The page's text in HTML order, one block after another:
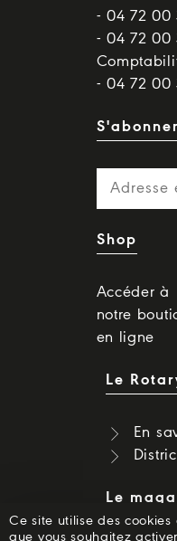
- 04 72 00
- 04 72 00
- 04 72 00
Shop
Accéder à
notre
en ligne
Le
En
Le
Ce site utilise des
que vous souhaitez activer